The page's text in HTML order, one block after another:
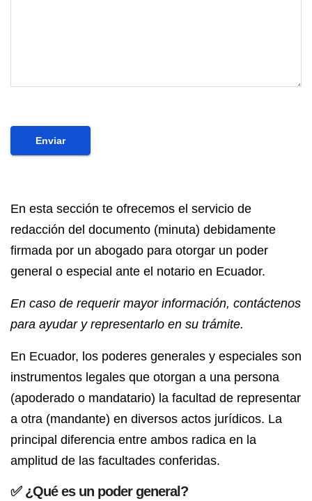
Enviar
En esta sección te ofrecemos el servicio de
redacción del documento (minuta) debidamente
firmada por un abogado para otorgar un poder
general o especial ante el notario en Ecuador.
En caso de requerir mayor información, contáctenos
para ayudar y representarlo en su trámite.
En Ecuador, los poderes generales y especiales son
instrumentos legales que otorgan a una persona
(apoderado o mandatario) la facultad de representar
a otra (mandante) en diversos actos jurídicos. La
principal diferencia entre ambos radica en la
amplitud de las facultades conferidas.
✅ ¿Qué es un poder general?